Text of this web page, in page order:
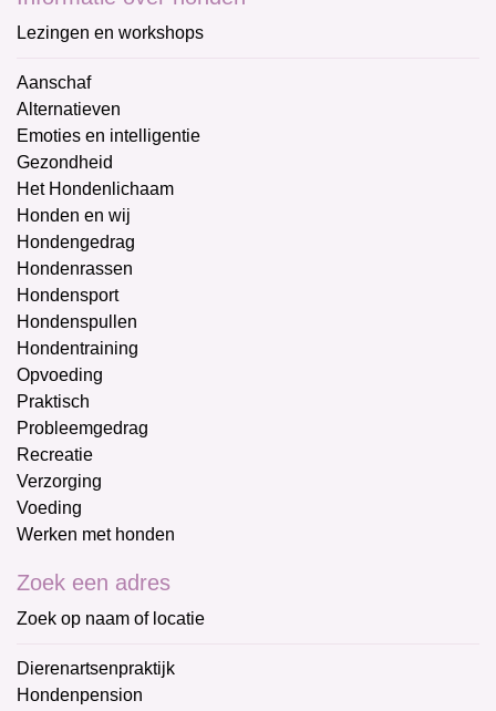
Lezingen en workshops
Aanschaf
Alternatieven
Emoties en intelligentie
Gezondheid
Het Hondenlichaam
Honden en wij
Hondengedrag
Hondenrassen
Hondensport
Hondenspullen
Hondentraining
Opvoeding
Praktisch
Probleemgedrag
Recreatie
Verzorging
Voeding
Werken met honden
Zoek een adres
Zoek op naam of locatie
Dierenartsenpraktijk
Hondenpension